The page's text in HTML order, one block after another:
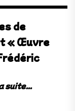
de
« Œuvre